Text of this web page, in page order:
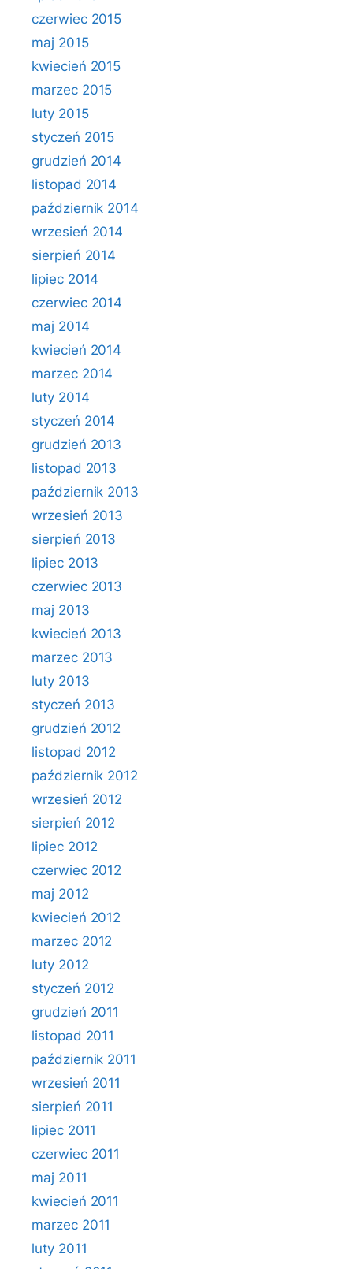
czerwiec 2015
maj 2015
kwiecień 2015
marzec 2015
luty 2015
styczeń 2015
grudzień 2014
listopad 2014
październik 2014
wrzesień 2014
sierpień 2014
lipiec 2014
czerwiec 2014
maj 2014
kwiecień 2014
marzec 2014
luty 2014
styczeń 2014
grudzień 2013
listopad 2013
październik 2013
wrzesień 2013
sierpień 2013
lipiec 2013
czerwiec 2013
maj 2013
kwiecień 2013
marzec 2013
luty 2013
styczeń 2013
grudzień 2012
listopad 2012
październik 2012
wrzesień 2012
sierpień 2012
lipiec 2012
czerwiec 2012
maj 2012
kwiecień 2012
marzec 2012
luty 2012
styczeń 2012
grudzień 2011
listopad 2011
październik 2011
wrzesień 2011
sierpień 2011
lipiec 2011
czerwiec 2011
maj 2011
kwiecień 2011
marzec 2011
luty 2011